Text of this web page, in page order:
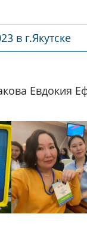
в г.Якутске
Евдокия